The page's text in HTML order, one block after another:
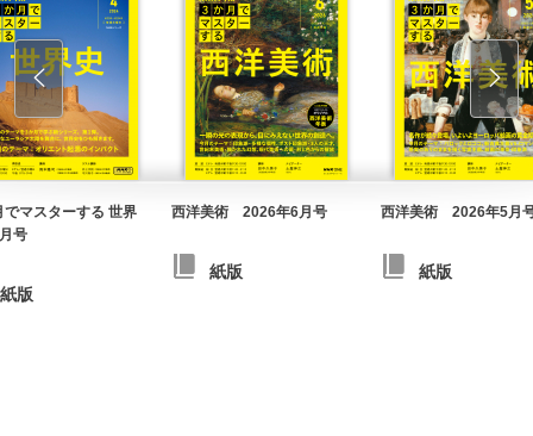
でマスターする 世界
号
紙版
西洋美術 2026年6月号
紙版
西洋美術 2026年5月
紙版